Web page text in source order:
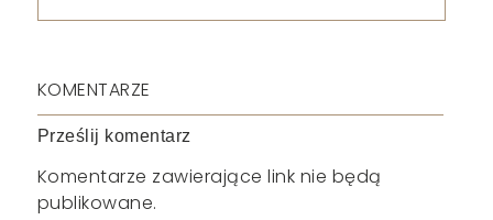
KOMENTARZE
Prześlij komentarz
Komentarze zawierające link nie będą
publikowane.